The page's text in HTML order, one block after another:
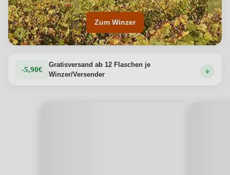
Zum Winzer
-5,90€
Gratisversand ab 12 Flaschen je
Winzer/Versender